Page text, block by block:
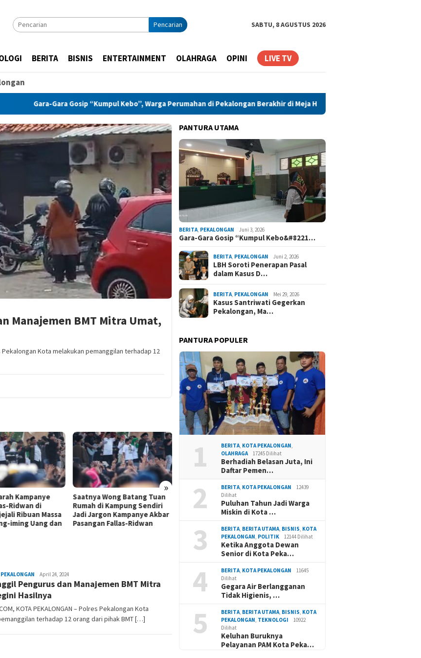
Pencarian SABTU, 8 AGUSTUS 2026
BERITA BISNIS ENTERTAINMENT OLAHRAGA OPINI LIVE TV
Gara-Gara Gosip “Kumpul Kebo”, Warga Perumahan di Pekalongan Berakhir di Meja Hijau
Manajemen BMT Mitra Umat,
Pekalongan Kota melakukan pemanggilan terhadap 12
»
Kampanye
Ridwan di
Ribuan Massa
iming Uang dan
Saatnya Wong Batang Tuan
Rumah di Kampung Sendiri
Jadi Jargon Kampanye Akbar
Pasangan Fallas-Ridwan
Ini Jurus Faiz -Suyono Tekan
Pengangguran di Batang
Program ‘Satu Rumah Satu
Daerah
Pantura
24
Jam
April 24, 2024
Pengurus dan Manajemen BMT Mitra
Hasilnya
KOTA PEKALONGAN – Polres Pekalongan Kota
terhadap 12 orang dari pihak BMT […]
PANTURA UTAMA
BERITA PEKALONGAN Juni 3, 2026
Gara-Gara Gosip “Kumpul Kebo&#8221…
BERITA PEKALONGAN Juni 2, 2026
LBH Soroti Penerapan Pasal
dalam Kasus D…
BERITA PEKALONGAN Mei 29, 2026
Kasus Santriwati Gegerkan
Pekalongan, Ma…
PANTURA POPULER
1 BERITA KOTA PEKALONGAN
OLAHRAGA
17245 Dilihat
Berhadiah Belasan Juta, Ini
Daftar Pemen…
2 BERITA KOTA PEKALONGAN
12439
Dilihat
Puluhan Tahun Jadi Warga
Miskin di Kota …
3 BERITA BERITA UTAMA BISNIS KOTA
PEKALONGAN POLITIK 12144 Dilihat
Ketika Anggota Dewan
Senior di Kota Peka…
4 BERITA KOTA PEKALONGAN
11645
Dilihat
Gegara Air Berlangganan
Tidak Higienis, …
5 BERITA BERITA UTAMA BISNIS KOTA
PEKALONGAN TEKNOLOGI
10922
Dilihat
Keluhan Buruknya
Pelayanan PAM Kota Peka…